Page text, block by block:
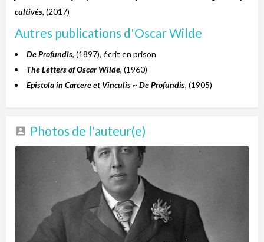
cultivés, (2017)
Autres publications d'Oscar Wilde
De Profundis, (1897), écrit en prison
The Letters of Oscar Wilde, (1960)
Epistola in Carcere et Vinculis ~ De Profundis, (1905)
Photos de l'auteur(e)